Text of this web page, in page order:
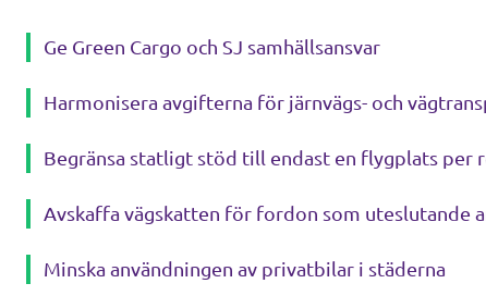
Ge Green Cargo och SJ samhällsansvar
Harmonisera avgifterna för järnvägs- och
Begränsa statligt stöd till endast en flygplats per
Avskaffa vägskatten för fordon som uteslutande
Minska användningen av privatbilar i städerna